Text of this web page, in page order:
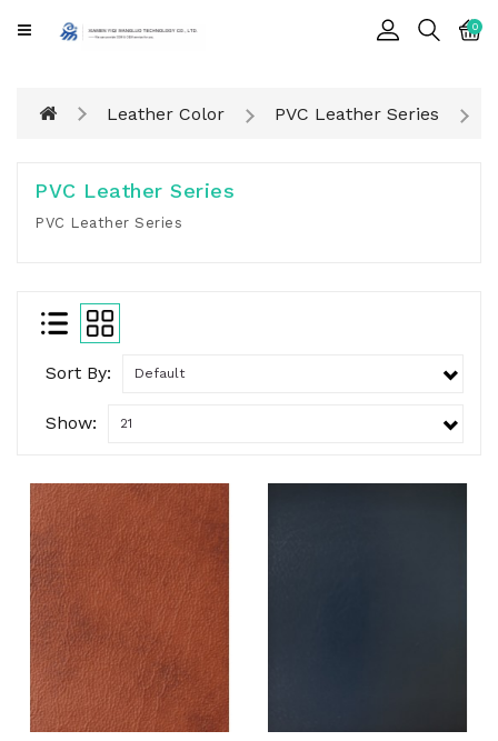
0
CATEGORY
Cards
Printing
Gift
Leather Color PVC Leather Series
PVC Leather Series
PVC Leather Series
Sort By:
Show: